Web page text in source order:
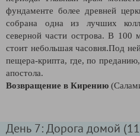
фундаменте более древней
собрана одна из лучших
северной части острова. В 100
стоит небольшая часовня.Под
пещера-крипта, где, по
апостола.
Возвращение в Кирению
День 7: Дорога домой